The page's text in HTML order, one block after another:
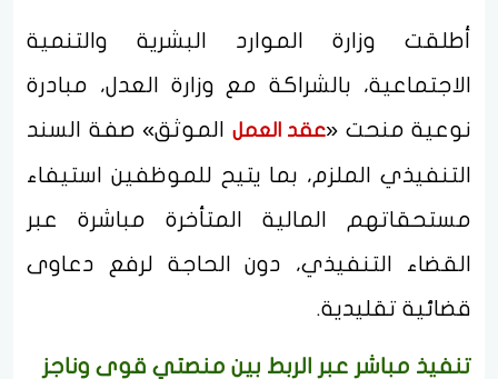
أطلقت وزارة الموارد البشرية والتنمية
الاجتماعية، بالشراكة مع وزارة العدل، مبادرة
نوعية منحت «عقد العمل الموثق» صفة السند
التنفيذي الملزم، بما يتيح للموظفين استيفاء
مستحقاتهم المالية المتأخرة مباشرة عبر
القضاء التنفيذي، دون الحاجة لرفع دعاوى
قضائية تقليدية.
تنفيذ مباشر عبر الربط بين منصتي قوى وناجز